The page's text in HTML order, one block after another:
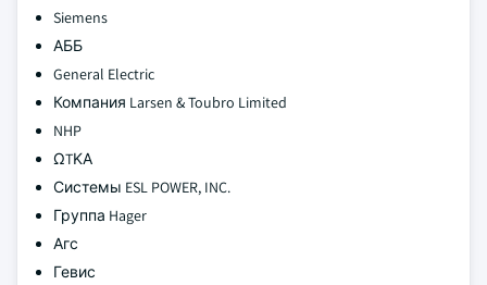
Siemens
АББ
General Electric
Компания Larsen & Toubro Limited
NHP
ΩTΚΑ
Системы ESL POWER, INC.
Группа Hager
Агс
Гевис